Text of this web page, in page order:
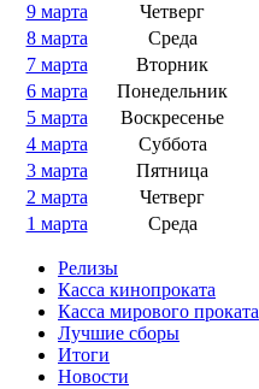
9 марта
Четверг
8 марта
Среда
7 марта
Вторник
6 марта
Понедельник
5 марта
Воскресенье
4 марта
Суббота
3 марта
Пятница
2 марта
Четверг
1 марта
Среда
Релизы
Касса кинопроката
Касса мирового проката
Лучшие сборы
Итоги
Новости